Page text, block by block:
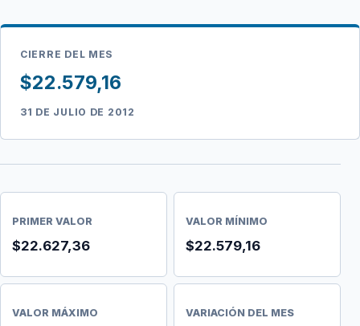
CIERRE DEL MES
$22.579,16
31 DE JULIO DE 2012
PRIMER VALOR
$22.627,36
VALOR MÍNIMO
$22.579,16
VALOR MÁXIMO VARIACIÓN DEL MES